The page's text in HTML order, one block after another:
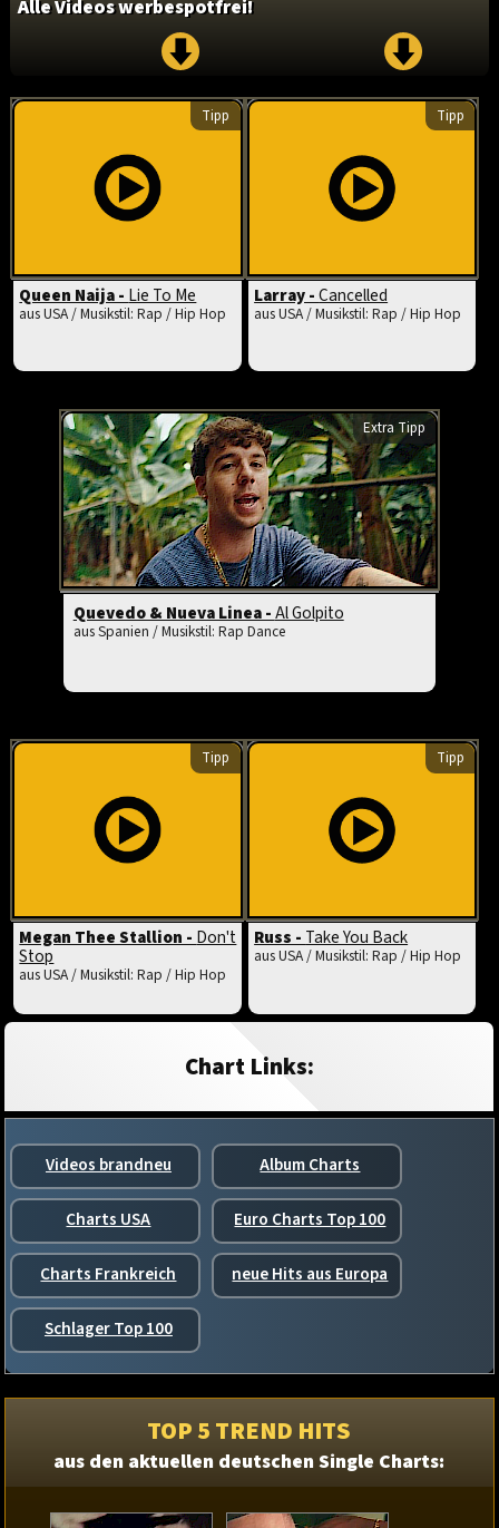
Alle Videos werbespotfrei!
Tipp
Queen Naija - Lie To Me
aus USA / Musikstil: Rap / Hip Hop
Tipp
Larray -Cancelled
aus USA / Musikstil: Rap / Hip Hop
Extra Tipp
Quevedo & Nueva Linea -Al Golpito
aus Spanien / Musikstil: Rap Dance
Tipp
Megan Thee Stallion -Don't
Stop
aus USA / Musikstil: Rap / Hip Hop
Tipp
Russ -Take You Back
aus USA / Musikstil: Rap / Hip Hop
Chart Links:
Videos brandneu Album Charts
Charts USA Euro Charts Top 100
Charts Frankreich neue Hits aus Europa
Schlager Top 100
TOP 5 TREND HITS
aus den aktuellen deutschen Single Charts: